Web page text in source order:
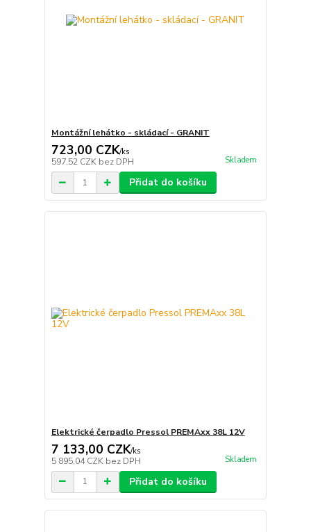
Montážní lehátko - skládací - GRANIT
723,00 CZK/ks
597,52 CZK bez DPH Skladem
Přidat do košíku
Elektrické čerpadlo Pressol PREMAxx 38L 12V
7 133,00 CZK/ks
5 895,04 CZK bez DPH Skladem
Přidat do košíku